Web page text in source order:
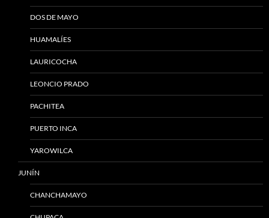
DOS DE MAYO
HUAMALÍES
LAURICOCHA
LEONCIO PRADO
PACHITEA
PUERTO INCA
YAROWILCA
JUNÍN
CHANCHAMAYO